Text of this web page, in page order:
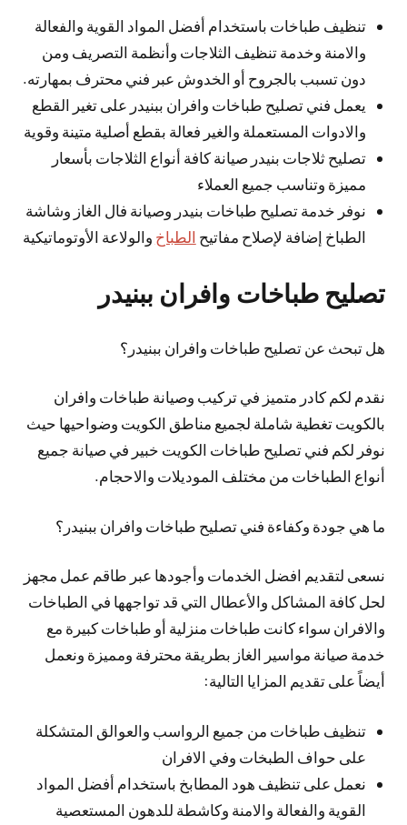
تنظيف طباخات باستخدام أفضل المواد القوية والفعالة
والامنة وخدمة تنظيف الثلاجات وأنظمة التصريف ومن
دون تسبب بالجروح أو الخدوش عبر فني محترف بمهارته.
يعمل فني تصليح طباخات وافران ببنيدر على تغير القطع
والادوات المستعملة والغير فعالة بقطع أصلية متينة وقوية
تصليح ثلاجات بنيدر صيانة كافة أنواع الثلاجات بأسعار
مميزة وتناسب جميع العملاء
نوفر خدمة تصليح طباخات بنيدر وصيانة فال الغاز وشاشة
الطباخ إضافة لإصلاح مفاتيح الطباخ والولاعة الأوتوماتيكية
تصليح طباخات وافران ببنيدر
هل تبحث عن تصليح طباخات وافران ببنيدر؟
نقدم لكم كادر متميز في تركيب وصيانة طباخات وافران
بالكويت تغطية شاملة لجميع مناطق الكويت وضواحيها حيث
نوفر لكم فني تصليح طباخات الكويت خبير في صيانة جميع
أنواع الطباخات من مختلف الموديلات والاحجام.
ما هي جودة وكفاءة فني تصليح طباخات وافران ببنيدر؟
نسعى لتقديم افضل الخدمات وأجودها عبر طاقم عمل مجهز
لحل كافة المشاكل والأعطال التي قد تواجهها في الطباخات
والافران سواء كانت طباخات منزلية أو طباخات كبيرة مع
خدمة صيانة مواسير الغاز بطريقة محترفة ومميزة ونعمل
أيضاً على تقديم المزايا التالية:
تنظيف طباخات من جميع الرواسب والعوالق المتشكلة
على حواف الطبخات وفي الافران
نعمل على تنظيف هود المطابخ باستخدام أفضل المواد
القوية والفعالة والامنة وكاشطة للدهون المستعصية